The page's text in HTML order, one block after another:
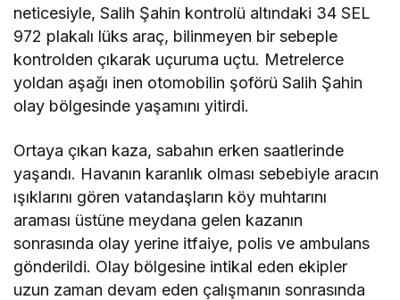
neticesiyle, Salih Şahin kontrolü altındaki 34 SEL
972 plakalı lüks araç, bilinmeyen bir sebeple
kontrolden çıkarak uçuruma uçtu. Metrelerce
yoldan aşağı inen otomobilin şoförü Salih Şahin
olay bölgesinde yaşamını yitirdi.
Ortaya çıkan kaza, sabahın erken saatlerinde
yaşandı. Havanın karanlık olması sebebiyle aracın
ışıklarını gören vatandaşların köy muhtarını
araması üstüne meydana gelen kazanın
sonrasında olay yerine itfaiye, polis ve ambulans
gönderildi. Olay bölgesine intikal eden ekipler
uzun zaman devam eden çalışmanın sonrasında